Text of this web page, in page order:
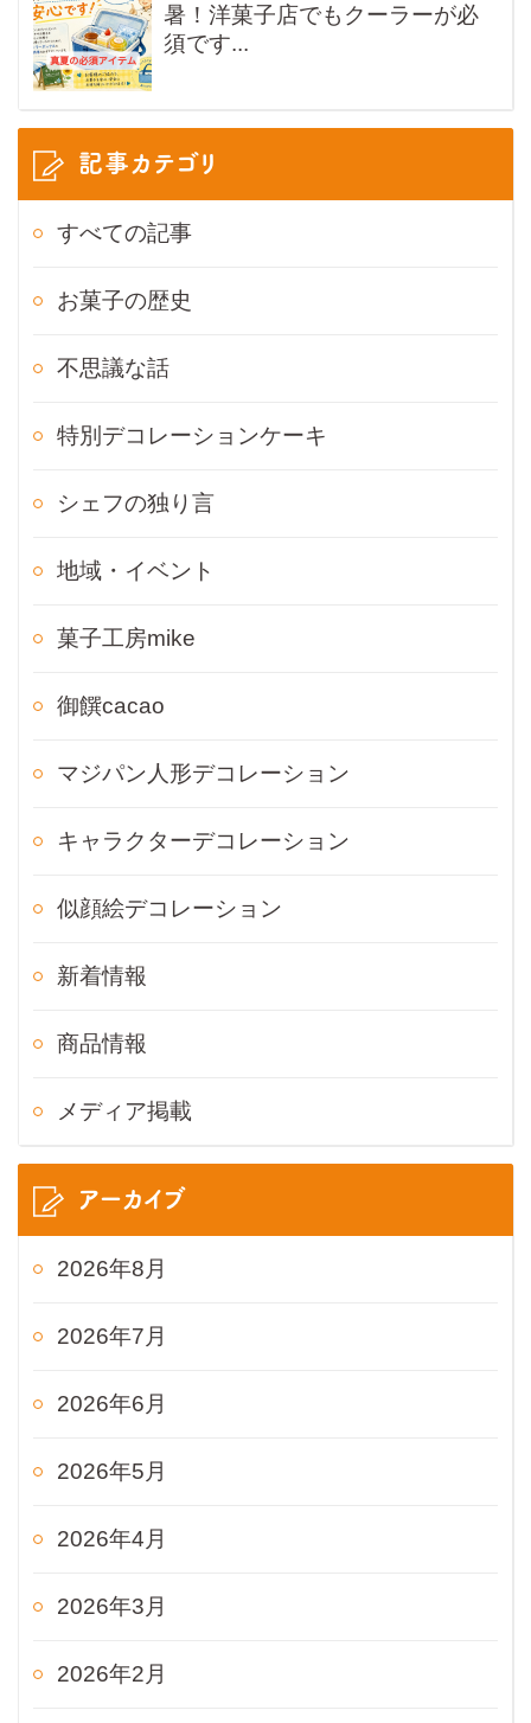
暑！洋菓子店でもクーラーが必
須です...
記事カテゴリ
すべての記事
お菓子の歴史
不思議な話
特別デコレーションケーキ
シェフの独り言
地域・イベント
菓子工房mike
御饌cacao
マジパン人形デコレーション
キャラクターデコレーション
似顔絵デコレーション
新着情報
商品情報
メディア掲載
アーカイブ
2026年8月
2026年7月
2026年6月
2026年5月
2026年4月
2026年3月
2026年2月